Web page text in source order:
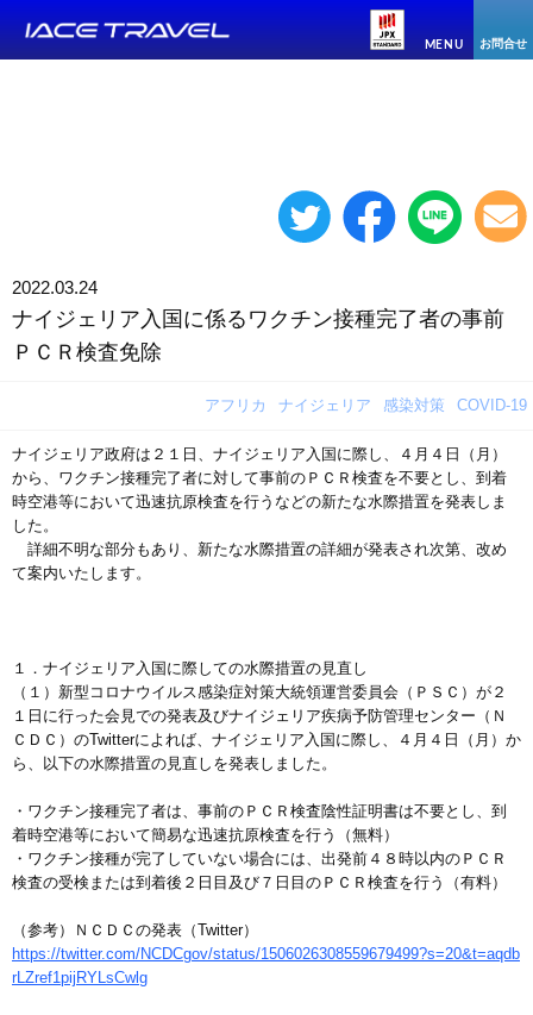
MENU お問合せ
2022.03.24
ナイジェリア入国に係るワクチン接種完了者の事前
ＰＣＲ検査免除
アフリカ ナイジェリア 感染対策 COVID-19
ナイジェリア政府は２１日、ナイジェリア入国に際し、４月４日（月）
から、ワクチン接種完了者に対して事前のＰＣＲ検査を不要とし、到着
時空港等において迅速抗原検査を行うなどの新たな水際措置を発表しま
した。
詳細不明な部分もあり、新たな水際措置の詳細が発表され次第、改め
て案内いたします。
１．ナイジェリア入国に際しての水際措置の見直し
（１）新型コロナウイルス感染症対策大統領運営委員会（ＰＳＣ）が２
１日に行った会見での発表及びナイジェリア疾病予防管理センター（Ｎ
ＣＤＣ）のTwitterによれば、ナイジェリア入国に際し、４月４日（月）か
ら、以下の水際措置の見直しを発表しました。
・ワクチン接種完了者は、事前のＰＣＲ検査陰性証明書は不要とし、到
着時空港等において簡易な迅速抗原検査を行う（無料）
・ワクチン接種が完了していない場合には、出発前４８時以内のＰＣＲ
検査の受検または到着後２日目及び７日目のＰＣＲ検査を行う（有料）
（参考）ＮＣＤＣの発表（Twitter）
https://twitter.com/NCDCgov/status/1506026308559679499?s=20&t=aqdb
rLZref1pijRYLsCwlg